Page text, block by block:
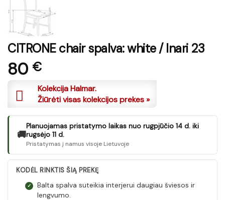
CITRONE chair spalva: white / Inari 23
80 €
Kolekcija Halmar.
Žiūrėti visas kolekcijos prekes »
🚚
Planuojamas pristatymo laikas nuo rugpjūčio 14 d. iki
rugsėjo 11 d.
Pristatymas į namus visoje Lietuvoje
KODĖL RINKTIS ŠIĄ PREKĘ
✓
Balta spalva suteikia interjerui daugiau šviesos ir
lengvumo.